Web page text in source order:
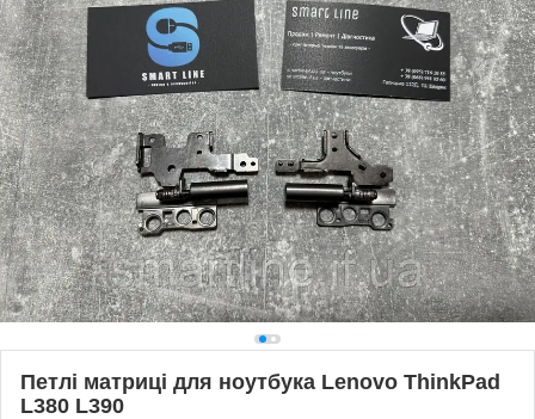
Петлі матриці для ноутбука Lenovo ThinkPad
L380 L390